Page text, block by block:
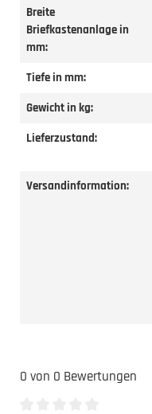
Breite
Briefkastenanlage in
mm:
Tiefe in mm:
Gewicht in kg:
Lieferzustand:
Versandinformation:
0 von 0 Bewertungen